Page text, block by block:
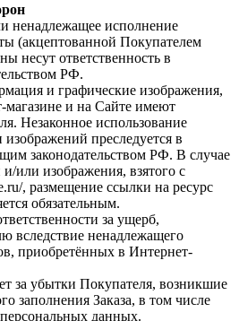
ненадлежащее исполнение
(акцептованной Покупателем
несут ответственность в
РФ.
и графические изображения,
и на Сайте имеют
Незаконное использование
преследуется в
законодательством РФ. В случае
или изображения, взятого с
, размещение ссылки на ресурс
обязательным.
за ущерб,
вследствие ненадлежащего
приобретённых в Интернет-
за убытки Покупателя, возникшие
заполнения Заказа, в том числе
данных.